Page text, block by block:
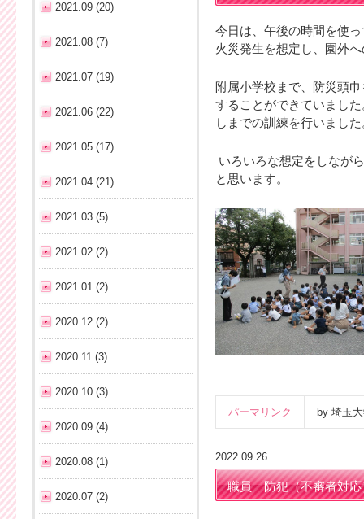
今日は、午後の時間を使
火災発生を想定し、園外
附属小学校まで、防災頭
することができていまし
しまでの訓練を行いました
いろいろな想定をしなが
と思います。
パーマリンク by 埼玉
2022.09.26
職員 防犯（不審者対応
2021.09 (20)
2021.08 (7)
2021.07 (19)
2021.06 (22)
2021.05 (17)
2021.04 (21)
2021.03 (5)
2021.02 (2)
2021.01 (2)
2020.12 (2)
2020.11 (3)
2020.10 (3)
2020.09 (4)
2020.08 (1)
2020.07 (2)